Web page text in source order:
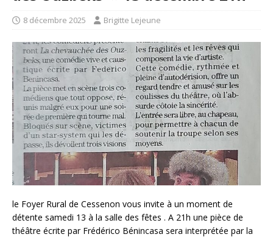
8 décembre 2025 Brigitte Lejeune
le Foyer Rural de Cessenon vous invite à un moment de
détente samedi 13 à la salle des fêtes . A 21h une pièce de
théâtre écrite par Frédérico Bénincasa sera interprétée par la